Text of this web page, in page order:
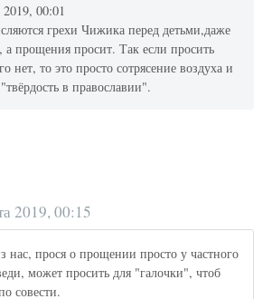
00:01
грехи Чижика перед детьми,даже
а прощения просит. Так если просить
нет, то это просто сотрясение воздуха и
в православии".
2019, 00:15
нас, прося о прощении просто у частного
может просить для "галочки", чтоб
совести.